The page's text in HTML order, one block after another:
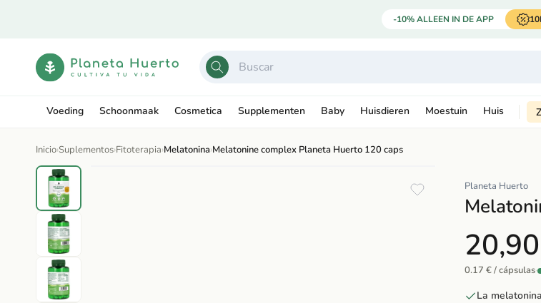
-10% ALLEEN IN DE APP
Voeding Schoonmaak Cosmetica Supplementen Baby Huisdieren Moestuin Huis
Inicio›Suplementos›Fitoterapia›Melatonina›Melatonine complex Planeta Huerto 120 caps
Ir
Planeta Huerto
0.17 € / cápsulas·
La